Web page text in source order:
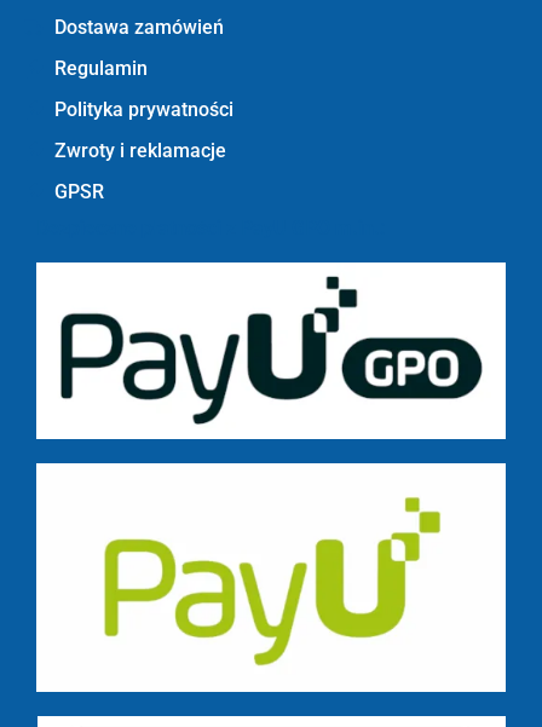
Dostawa zamówień
Regulamin
Polityka prywatności
Zwroty i reklamacje
GPSR